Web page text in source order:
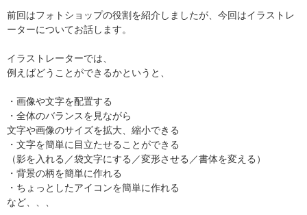
前回はフォトショップの役割を紹介しましたが、今回はイラストレ
ーターについてお話します。
イラストレーターでは、
例えばどうことができるかというと、
・画像や文字を配置する
・全体のバランスを見ながら
文字や画像のサイズを拡大、縮小できる
・文字を簡単に目立たせることができる
（影を入れる／袋文字にする／変形させる／書体を変える）
・背景の柄を簡単に作れる
・ちょっとしたアイコンを簡単に作れる
など、、、